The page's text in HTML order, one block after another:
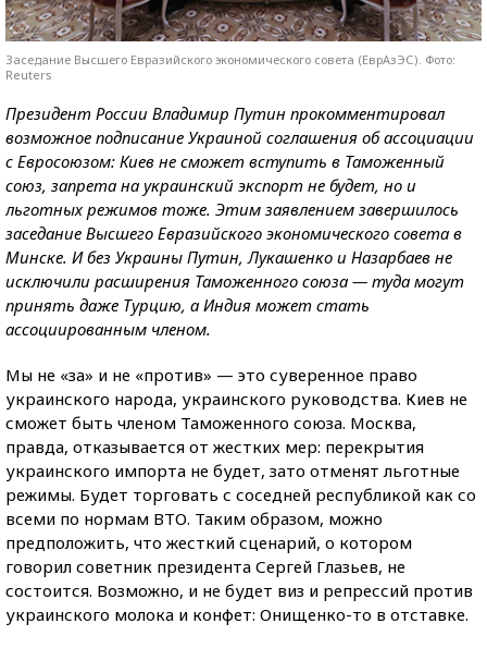
Заседание Высшего Евразийского экономического совета (ЕврАзЭС). Фото:
Reuters
Президент России Владимир Путин прокомментировал
возможное подписание Украиной соглашения об ассоциации
с Евросоюзом: Киев не сможет вступить в Таможенный
союз, запрета на украинский экспорт не будет, но и
льготных режимов тоже. Этим заявлением завершилось
заседание Высшего Евразийского экономического совета в
Минске. И без Украины Путин, Лукашенко и Назарбаев не
исключили расширения Таможенного союза — туда могут
принять даже Турцию, а Индия может стать
ассоциированным членом.
Мы не «за» и не «против» — это суверенное право
украинского народа, украинского руководства. Киев не
сможет быть членом Таможенного союза. Москва,
правда, отказывается от жестких мер: перекрытия
украинского импорта не будет, зато отменят льготные
режимы. Будет торговать с соседней республикой как со
всеми по нормам ВТО. Таким образом, можно
предположить, что жесткий сценарий, о котором
говорил советник президента Сергей Глазьев, не
состоится. Возможно, и не будет виз и репрессий против
украинского молока и конфет: Онищенко-то в отставке.